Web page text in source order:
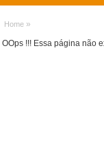
Home »
OOps !!! Essa página não